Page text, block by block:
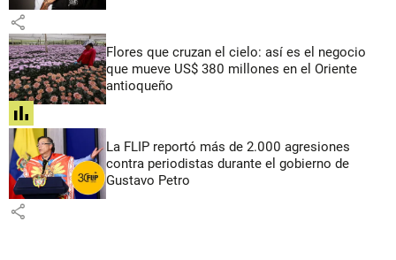
share
Flores que cruzan el cielo: así es el negocio
que mueve US$ 380 millones en el Oriente
antioqueño
share
La FLIP reportó más de 2.000 agresiones
contra periodistas durante el gobierno de
Gustavo Petro
share